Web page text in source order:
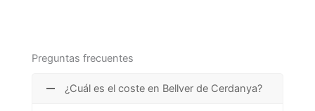
Preguntas frecuentes
¿Cuál es el coste en Bellver de Cerdanya?